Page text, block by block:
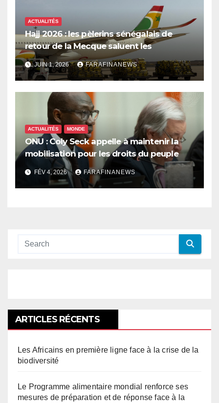
ACTUALITÉS
Hajj 2026 : les pèlerins sénégalais de
retour de la Mecque saluent les
innovations d’Air Sénégal SA
JUIN 1, 2026 FARAFINANEWS
ACTUALITÉS MONDE
ONU : Coly Seck appelle à maintenir la
mobilisation pour les droits du peuple
palestinien
FÉV 4, 2026 FARAFINANEWS
ARTICLES RÉCENTS
Les Africains en première ligne face à la crise de la
biodiversité
Le Programme alimentaire mondial renforce ses
mesures de préparation et de réponse face à la